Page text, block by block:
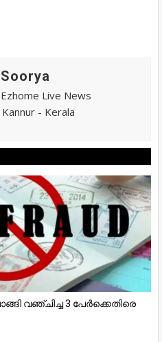
Live News
- Kerala
വഞ്ചിച്ച 3 പേർക്കെതിരെ